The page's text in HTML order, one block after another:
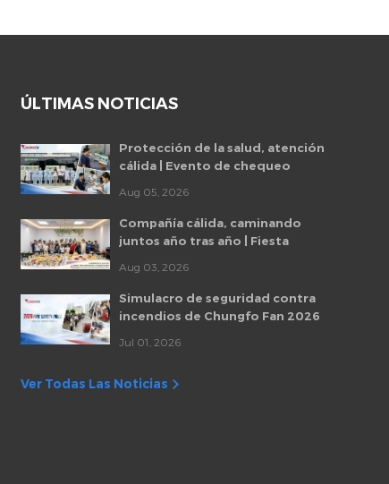
ÚLTIMAS NOTICIAS
Protección de la salud, atención
cálida | Evento de chequeo
Chungfo Fan 2026
Aug 05, 2026
Compañía cálida, caminando
juntos año tras año | Fiesta
empleados de Chungfo Fan
Aug 03, 2026
Simulacro de seguridad contra
incendios de Chungfo Fan 2026
Jul 01, 2026
Ver Todas Las Noticias